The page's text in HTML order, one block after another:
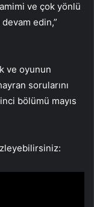
ve çok yönlü
edin,”
ve oyunun
sorularını
bölümü mayıs